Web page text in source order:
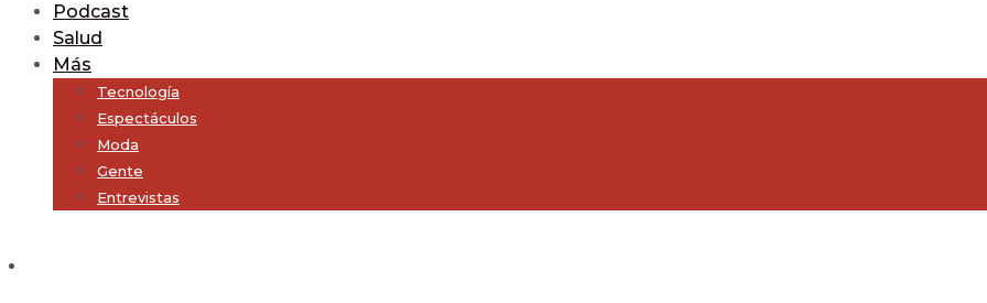
Podcast
Salud
Más
Tecnología
Espectáculos
Moda
Gente
Entrevistas